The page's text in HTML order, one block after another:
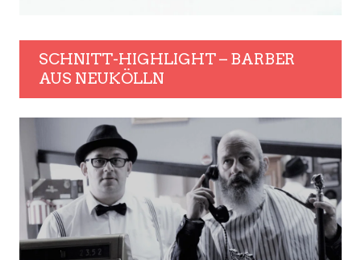
SCHNITT-HIGHLIGHT – BARBER
AUS NEUKÖLLN